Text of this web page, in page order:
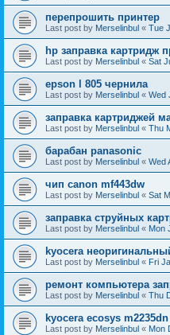
перепрошить принтер
Last post by Merselinbul « Tue
hp заправка картридж
Last post by Merselinbul « Sat
epson l 805 чернила
Last post by Merselinbul « Wed
заправка картриджей
Last post by Merselinbul « Thu
барабан panasonic
Last post by Merselinbul « Wed
чип canon mf443dw
Last post by Merselinbul « Sat
заправка струйных
Last post by Merselinbul « Mon
kyocera
Last post by Merselinbul « Fri
ремонт компьютера
Last post by Merselinbul « Thu
kyocera ecosys
Last post by Merselinbul « Mon